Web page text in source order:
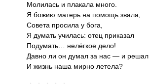
Молилась и плакала много.
Я божию матерь на помощь звала,
Совета просила у бога,
Я думать училась: отец приказал
Подумать… нелёгкое дело!
Давно ли он думал за нас — и решал,
И жизнь наша мирно летела?